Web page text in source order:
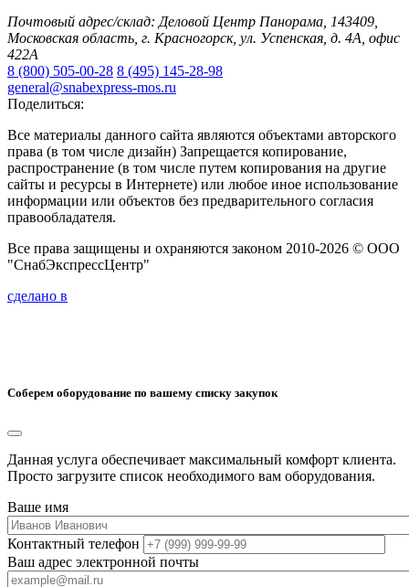
Почтовый адрес/склад: Деловой Центр Панорама, 143409,
Московская область, г. Красногорск, ул. Успенская, д. 4А, офис
422А
8 (800) 505-00-28 8 (495) 145-28-98
general@snabexpress-mos.ru
Поделиться:
Все материалы данного сайта являются объектами авторского
права (в том числе дизайн) Запрещается копирование,
распространение (в том числе путем копирования на другие
сайты и ресурсы в Интернете) или любое иное использование
информации или объектов без предварительного согласия
правообладателя.
Все права защищены и охраняются законом 2010-2026 © ООО
"СнабЭкспрессЦентр"
сделано в
Соберем оборудование по вашему списку закупок
Данная услуга обеспечивает максимальный комфорт клиента.
Просто загрузите список необходимого вам оборудования.
Ваше имя
Контактный телефон
Ваш адрес электронной почты